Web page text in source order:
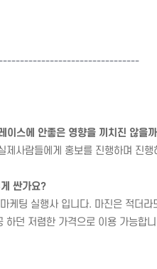
------------------
이스에 안좋은 영향을 끼치진 않을
제사람들에게 홍보를 진행하며 진
싼가요?
케팅 실행사 입니다. 마진은 적더라
하던 저렴한 가격으로 이용 가능합